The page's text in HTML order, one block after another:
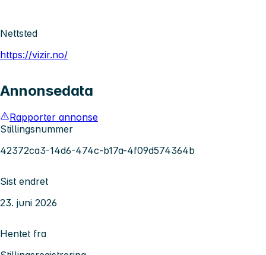
Nettsted
https://vizir.no/
Annonsedata
Rapporter annonse
Stillingsnummer
42372ca3-14d6-474c-b17a-4f09d574364b
Sist endret
23. juni 2026
Hentet fra